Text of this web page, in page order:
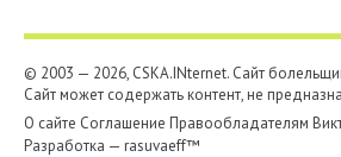
© 2003 — 2026, CSKA.INternet. Cайт
Сайт может содержать контент, не
О сайте Соглашение Правообладателям
Разработка — rasuvaeff™